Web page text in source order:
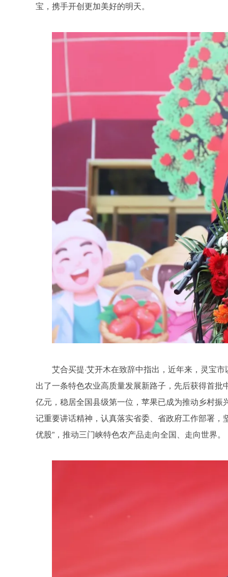
宝，携手开创更加美好的明天。
艾合买提·艾开木在致辞中指出，近年来，灵宝
出了一条特色农业高质量发展新路子，先后获得首
亿元，稳居全国县级第一位，苹果已成为推动乡村振
记重要讲话精神，认真落实省委、省政府工作部署，
优股”，推动三门峡特色农产品走向全国、走向世界。